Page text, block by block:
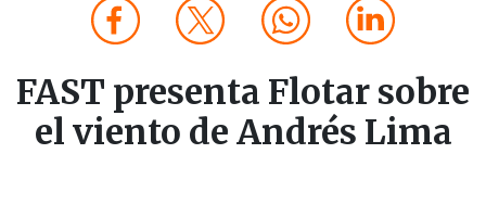
FAST presenta Flotar sobre
el viento de Andrés Lima